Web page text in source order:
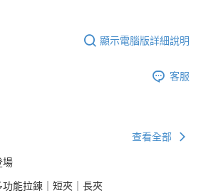
顯示電腦版詳細說明
客服
查看全部
場
能拉鍊｜短夾｜長夾